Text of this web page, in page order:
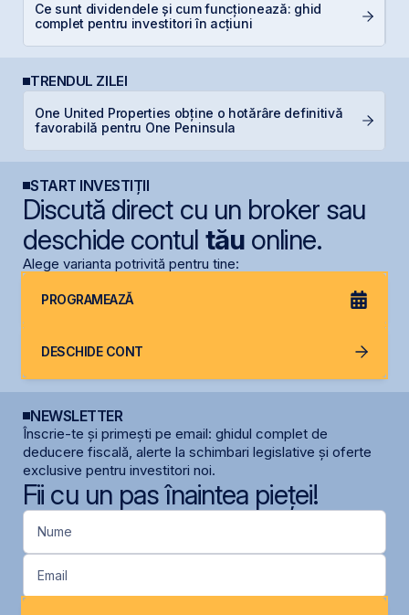
Ce sunt dividendele și cum funcționează: ghid
complet pentru investitori în acțiuni
TRENDUL ZILEI
One United Properties obține o hotărâre definitivă
favorabilă pentru One Peninsula
START INVESTIȚII
Discută direct cu un broker sau
deschide contul tăuonline.
Alege varianta potrivită pentru tine:
PROGRAMEAZĂ
DESCHIDE CONT
NEWSLETTER
Înscrie-te și primești pe email: ghidul complet de
deducere fiscală, alerte la schimbari legislative și oferte
exclusive pentru investitori noi.
Fii cu un pas înaintea pieței!
Nume
Email